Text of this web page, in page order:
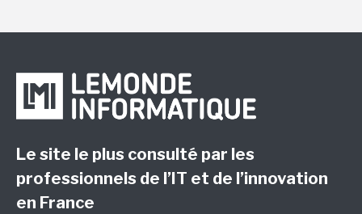
Le site le plus consulté par les
professionnels de l’IT et de l’innovation
en France